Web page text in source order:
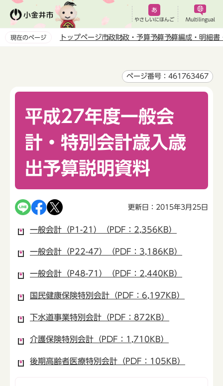
ペ
やさしいにほんご Multilingual
現在のページ トップページ市政財政・予算予算予算編成・明細書
ページ番号：461763467
平成27年度一般会
計・特別会計歳入歳
出予算説明資料
更新日：2015年3月25日
一般会計（P1-21）（PDF：2,356KB）
一般会計（P22-47）（PDF：3,186KB）
一般会計（P48-71）（PDF：2,440KB）
国民健康保険特別会計（PDF：6,197KB）
下水道事業特別会計（PDF：872KB）
介護保険特別会計（PDF：1,710KB）
後期高齢者医療特別会計（PDF：105KB）